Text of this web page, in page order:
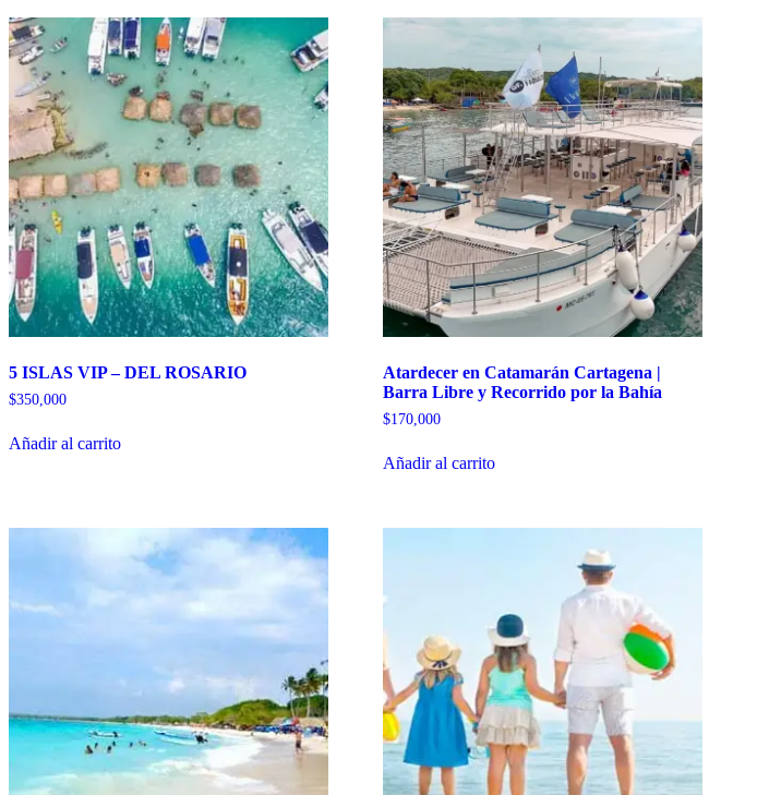
5 ISLAS VIP – DEL ROSARIO
$350,000
Añadir al carrito
Atardecer en Catamarán Cartagena |
Barra Libre y Recorrido por la Bahía
$170,000
Añadir al carrito